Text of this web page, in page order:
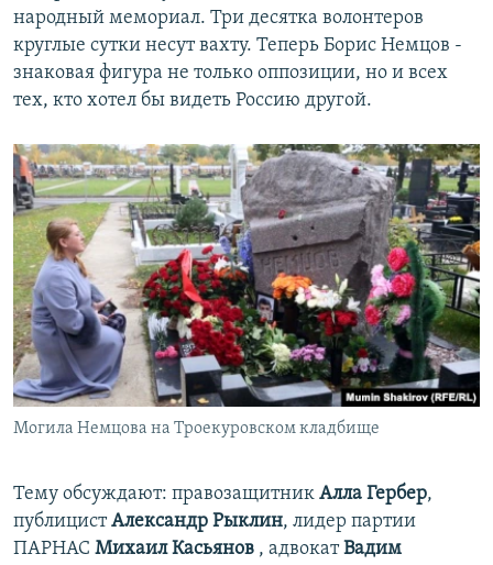
народный мемориал. Три десятка волонтеров
круглые сутки несут вахту. Теперь Борис Немцов -
знаковая фигура не только оппозиции, но и всех
тех, кто хотел бы видеть Россию другой.
Могила Немцова на Троекуровском кладбище
Тему обсуждают: правозащитник Алла Гербер,
публицистАлександр Рыклин, лидер партии
ПАРНАС Михаил Касьянов , адвокатВадим